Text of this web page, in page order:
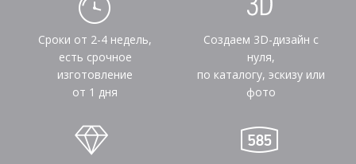
Сроки от 2-4 недель,
есть срочное
изготовление
от 1 дня
Создаем 3D-дизайн с
нуля,
по каталогу, эскизу или
фото